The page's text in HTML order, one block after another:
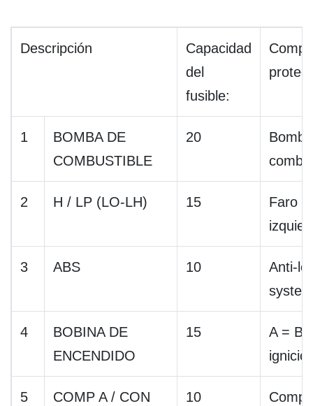
Descripción
Capacidad
del
fusible:
1
BOMBA DE
COMBUSTIBLE
20
2 H / LP (LO-LH) 15
Faro
3 ABS 10
Anti-
system
4
BOBINA DE
ENCENDIDO
15
A =
5 COMP A / CON 10